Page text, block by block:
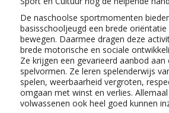
De naschoolse sportmomenten
basisschooljeugd een brede
bewegen. Daarmee dragen deze
brede motorische en sociale
Ze krijgen een gevarieerd aanbod aan
spelvormen. Ze leren spelenderwijs
spelen, weerbaarheid vergroten,
omgaan met winst en verlies.
volwassenen ook heel goed kunnen